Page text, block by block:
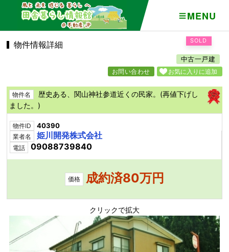
MENU
SOLD
物件情報詳細
中古一戸建
お気に入りに追加
お問い合わせ
物件名
歴史ある、関山神社参道近くの民家。(再値下げし
ました。)
物件ID 40390
業者名 姫川開発株式会社
電話 09088739840
価格 成約済80万円
クリックで拡大